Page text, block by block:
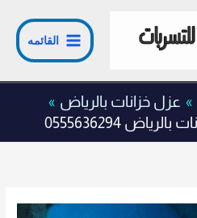
القائمه
عزل خزانات بالرياض